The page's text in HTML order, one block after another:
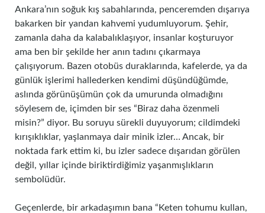
Ankara’nın soğuk kış sabahlarında, penceremden dışarıya
bakarken bir yandan kahvemi yudumluyorum. Şehir,
zamanla daha da kalabalıklaşıyor, insanlar koşturuyor
ama ben bir şekilde her anın tadını çıkarmaya
çalışıyorum. Bazen otobüs duraklarında, kafelerde, ya da
günlük işlerimi hallederken kendimi düşündüğümde,
aslında görünüşümün çok da umurunda olmadığını
söylesem de, içimden bir ses “Biraz daha özenmeli
misin?” diyor. Bu soruyu sürekli duyuyorum; cildimdeki
kırışıklıklar, yaşlanmaya dair minik izler… Ancak, bir
noktada fark ettim ki, bu izler sadece dışarıdan görülen
değil, yıllar içinde biriktirdiğimiz yaşanmışlıkların
sembolüdür.
Geçenlerde, bir arkadaşımın bana “Keten tohumu kullan,